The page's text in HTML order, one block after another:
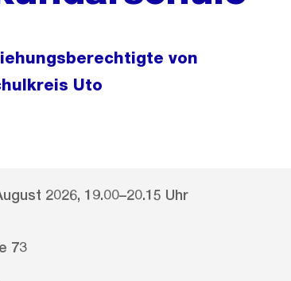
von
Uto
2026, 19.00–20.15 Uhr
73